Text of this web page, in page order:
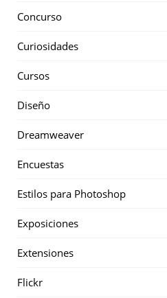
Concurso
Curiosidades
Cursos
Diseño
Dreamweaver
Encuestas
Estilos para Photoshop
Exposiciones
Extensiones
Flickr